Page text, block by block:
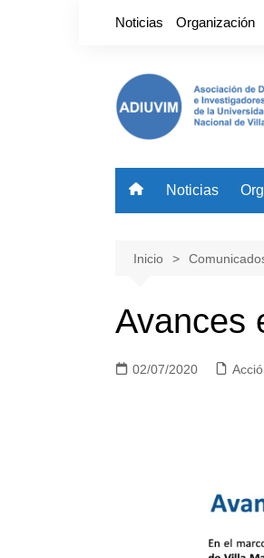
Noticias Organización
Noticias
Inicio
Avances
02/07/2020